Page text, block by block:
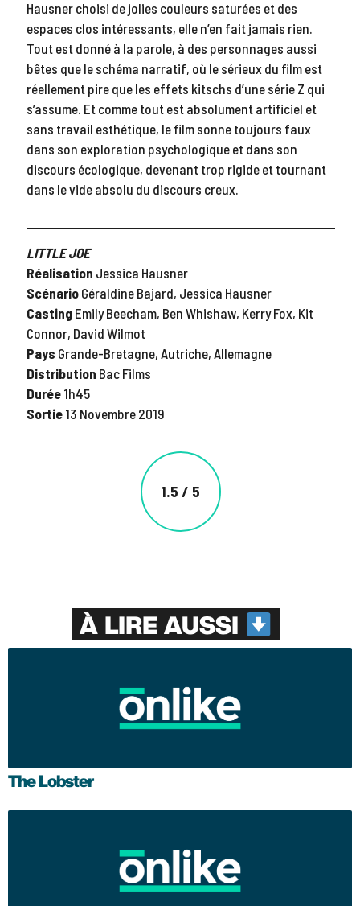
Hausner choisi de jolies couleurs saturées et des
espaces clos intéressants, elle n’en fait jamais rien.
Tout est donné à la parole, à des personnages aussi
bêtes que le schéma narratif, où le sérieux du film est
réellement pire que les effets kitschs d’une série Z qui
s’assume. Et comme tout est absolument artificiel et
sans travail esthétique, le film sonne toujours faux
dans son exploration psychologique et dans son
discours écologique, devenant trop rigide et tournant
dans le vide absolu du discours creux.
LITTLE JOE
Réalisation Jessica Hausner
Scénario Géraldine Bajard, Jessica Hausner
Casting Emily Beecham, Ben Whishaw, Kerry Fox, Kit
Connor, David Wilmot
Pays Grande-Bretagne, Autriche, Allemagne
Distribution Bac Films
Durée 1h45
Sortie 13 Novembre 2019
1.5 / 5
À LIRE AUSSI
The Lobster